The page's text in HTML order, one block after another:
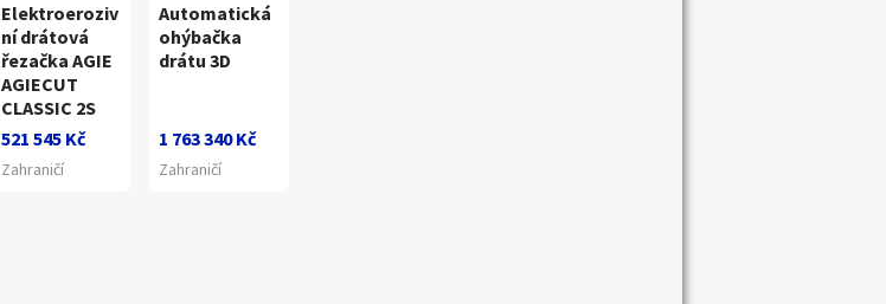
Elektroeroziv
ní drátová
řezačka AGIE
AGIECUT
CLASSIC 2S
521 545 Kč
Zahraničí
Automatická
ohýbačka
drátu 3D
1 763 340 Kč
Zahraničí